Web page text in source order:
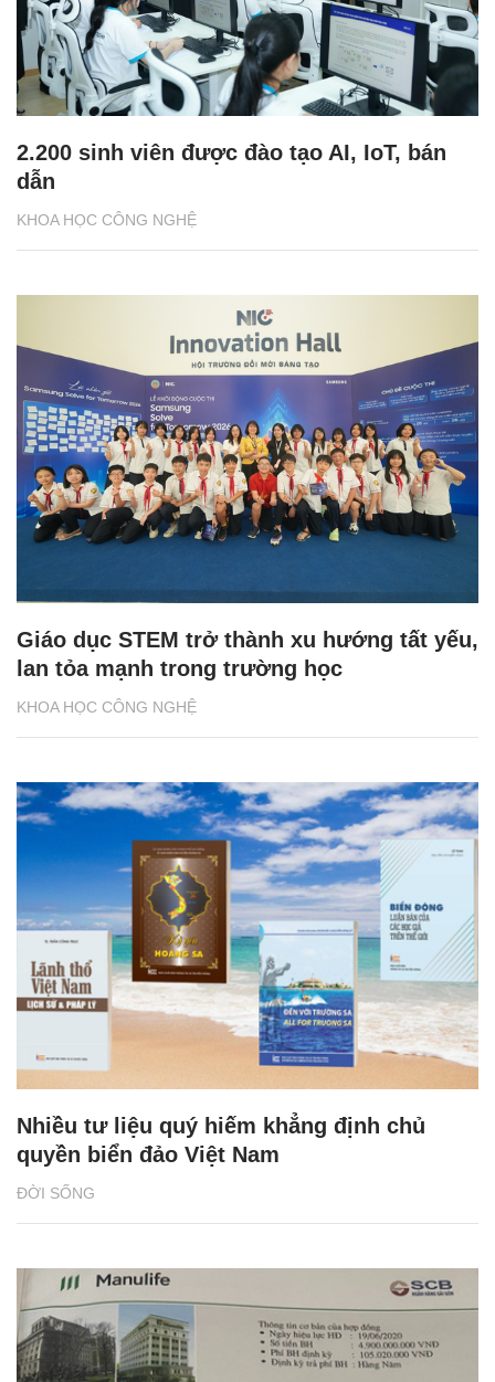
KHOA HỌC CÔNG NGHỆ
2.200 sinh viên được đào tạo AI, IoT, bán
dẫn
KHOA HỌC CÔNG NGHỆ
Giáo dục STEM trở thành xu hướng tất yếu,
lan tỏa mạnh trong trường học
ĐỜI SỐNG
Nhiều tư liệu quý hiếm khẳng định chủ
quyền biển đảo Việt Nam